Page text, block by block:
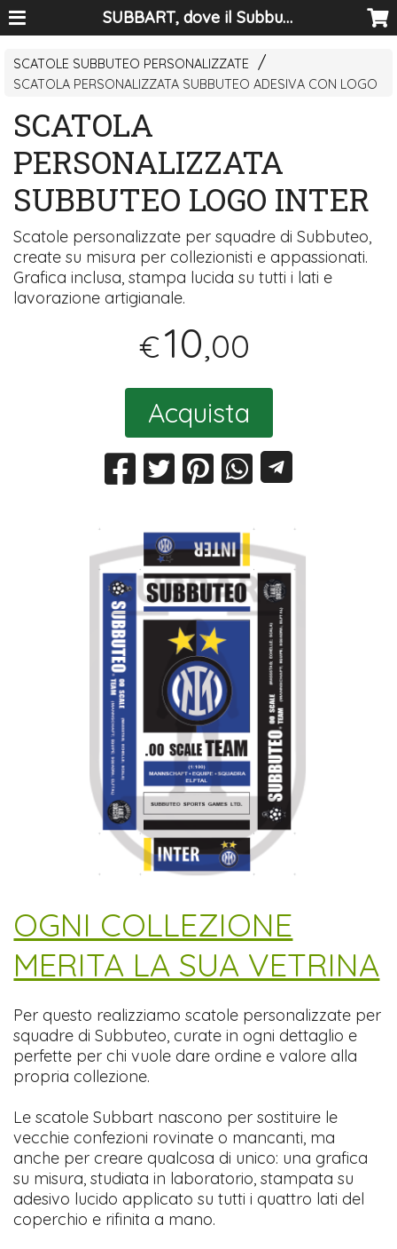
SUBBART, dove il Subbuteo diventa arte
SCATOLE SUBBUTEO PERSONALIZZATE
SCATOLA PERSONALIZZATA SUBBUTEO ADESIVA CON LOGO
SCATOLA
PERSONALIZZATA
SUBBUTEO LOGO INTER
Scatole personalizzate per squadre di Subbuteo,
create su misura per collezionisti e appassionati.
Grafica inclusa, stampa lucida su tutti i lati e
lavorazione artigianale.
€10,00
Acquista
​OGNI COLLEZIONE
MERITA LA SUA VETRINA
Per questo realizziamo scatole personalizzate per
squadre di Subbuteo, curate in ogni dettaglio e
perfette per chi vuole dare ordine e valore alla
propria collezione.
Le scatole Subbart nascono per sostituire le
vecchie confezioni rovinate o mancanti, ma
anche per creare qualcosa di unico: una grafica
su misura, studiata in laboratorio, stampata su
adesivo lucido applicato su tutti i quattro lati del
coperchio e rifinita a mano.